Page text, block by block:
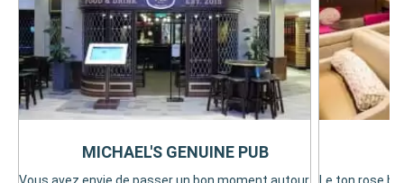
Vous avez envie de passer un bon moment autour
MICHAEL'S GENUINE PUB
Le ton rose